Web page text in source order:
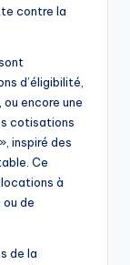
contre la
d’éligibilité,
ou encore une
cotisations
inspiré des
Ce
à
de
de la